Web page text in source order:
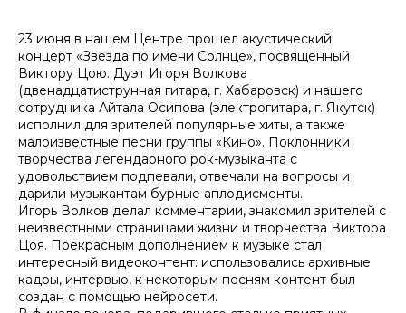
23 июня в нашем Центре прошел акустический
концерт «Звезда по имени Солнце», посвященный
Виктору Цою. Дуэт Игоря Волкова
(двенадцатиструнная гитара, г. Хабаровск) и нашего
сотрудника Айтала Осипова (электрогитара, г. Якутск)
исполнил для зрителей популярные хиты, а также
малоизвестные песни группы «Кино». Поклонники
творчества легендарного рок-музыканта с
удовольствием подпевали, отвечали на вопросы и
дарили музыкантам бурные аплодисменты.
Игорь Волков делал комментарии, знакомил зрителей с
неизвестными страницами жизни и творчества Виктора
Цоя. Прекрасным дополнением к музыке стал
интересный видеоконтент: использовались архивные
кадры, интервью, к некоторым песням контент был
создан с помощью нейросети.